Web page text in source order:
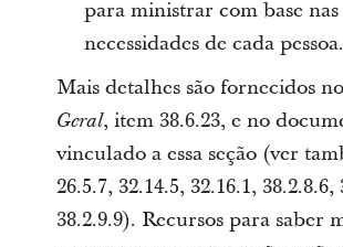
para ministrar com base nas
necessidades de cada pessoa.
Mais detalhes são fornecidos
Geral, item 38.6.23, e no
vinculado a essa seção (ver
26.5.7, 32.14.5, 32.16.1, 38.2.8.6,
38.2.9.9). Recursos para saber